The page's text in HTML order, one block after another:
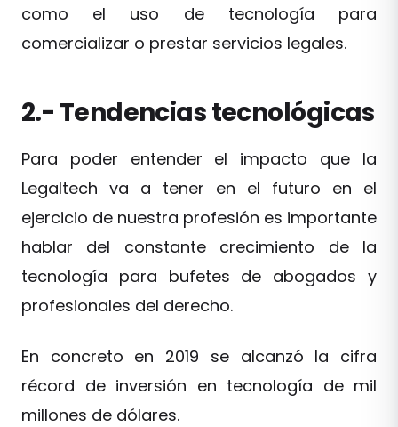
como el uso de tecnología para
comercializar o prestar servicios legales.
2.- Tendencias tecnológicas
Para poder entender el impacto que la
Legaltech va a tener en el futuro en el
ejercicio de nuestra profesión es importante
hablar del constante crecimiento de la
tecnología para bufetes de abogados y
profesionales del derecho.
En concreto en 2019 se alcanzó la cifra
récord de inversión en tecnología de mil
millones de dólares.